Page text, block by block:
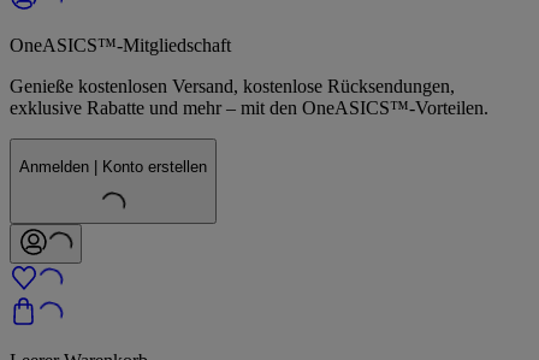
OneASICS™-Mitgliedschaft
Genieße kostenlosen Versand, kostenlose Rücksendungen,
exklusive Rabatte und mehr – mit den OneASICS™-Vorteilen.
Anmelden | Konto erstellen